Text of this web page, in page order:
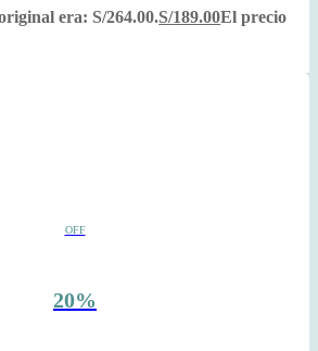
era: S/264.00.S/189.00El precio
OFF
20%